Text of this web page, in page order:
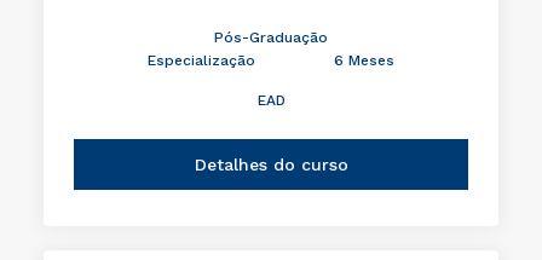
Pós-Graduação
Especialização
6 Meses
EAD
Detalhes do curso